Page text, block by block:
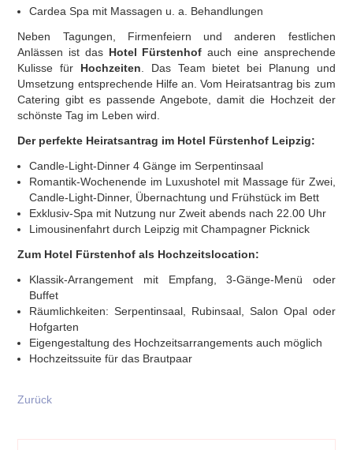
Cardea Spa mit Massagen u. a. Behandlungen
Neben Tagungen, Firmenfeiern und anderen festlichen
Anlässen ist das Hotel Fürstenhof auch eine ansprechende
Kulisse für Hochzeiten . Das Team bietet bei Planung und
Umsetzung entsprechende Hilfe an. Vom Heiratsantrag bis zum
Catering gibt es passende Angebote, damit die Hochzeit der
schönste Tag im Leben wird.
Der perfekte Heiratsantrag im Hotel Fürstenhof Leipzig:
Candle-Light-Dinner 4 Gänge im Serpentinsaal
Romantik-Wochenende im Luxushotel mit Massage für Zwei,
Candle-Light-Dinner, Übernachtung und Frühstück im Bett
Exklusiv-Spa mit Nutzung nur Zweit abends nach 22.00 Uhr
Limousinenfahrt durch Leipzig mit Champagner Picknick
Zum Hotel Fürstenhof als Hochzeitslocation:
Klassik-Arrangement mit Empfang, 3-Gänge-Menü oder
Buffet
Räumlichkeiten: Serpentinsaal, Rubinsaal, Salon Opal oder
Hofgarten
Eigengestaltung des Hochzeitsarrangements auch möglich
Hochzeitssuite für das Brautpaar
Zurück